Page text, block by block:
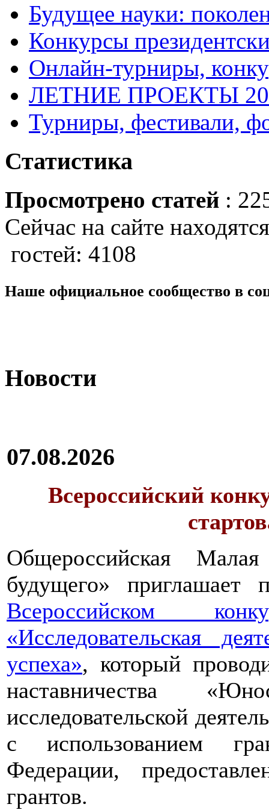
Будущее науки:
Конкурсы
Онлайн-турниры,
ЛЕТНИЕ ПРОЕКТЫ
Турниры, фестивали,
Статистика
Просмотрено статей :
Сейчас на сайте
гостей: 4108
Наше официальное сообщество в
Новости
07.08.2026
Всероссийский
Общероссийская
будущего» приглашает
Всероссийском
«Исследовательская
успеха», который
наставничества
исследовательской
с использованием
Федерации,
грантов.